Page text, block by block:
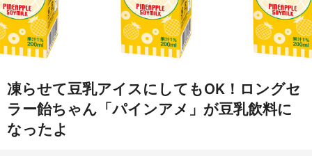
凍らせて豆乳アイスにしてもOK！ロングセ
ラー飴ちゃん「パインアメ」が豆乳飲料に
なったよ